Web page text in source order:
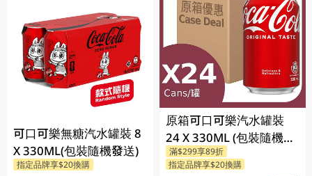
可口可樂無糖汽水罐裝 8
X 330ML(包裝隨機發送)
指定品牌享$20換購
原箱可口可樂汽水罐裝
24 X 330ML (包裝隨機發
送)
滿$299享89折
指定品牌享$20換購